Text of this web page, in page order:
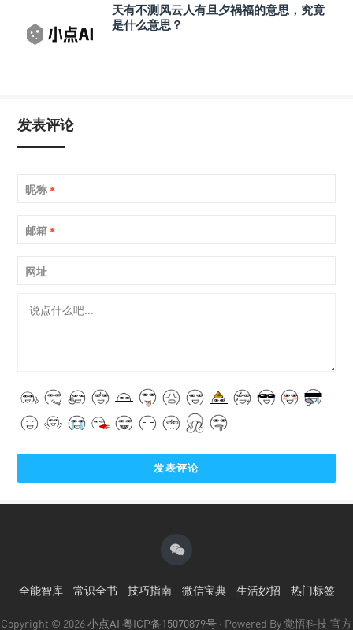
天有不测风云人有旦夕祸福的意思，究竟
是什么意思？
发表评论
昵称 *
邮箱 *
网址
全能智库 常识全书 技巧指南 微信宝典 生活妙招 热门标签
Copyright © 2026小点AI 粤ICP备15070879号 · Powered By 觉悟科技 官方